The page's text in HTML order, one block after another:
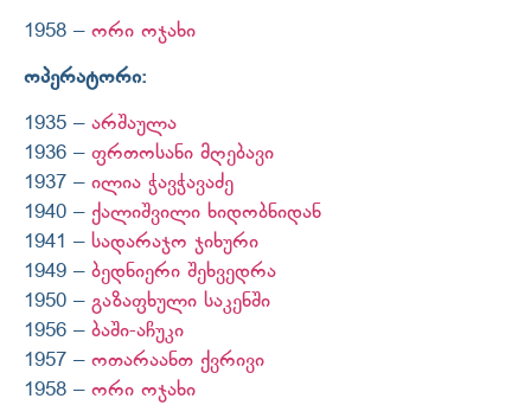
1958 – ორი ოჯახი
ოპერატორი:
1935 – არშაულა
1936 – ფრთოსანი მღებავი
1937 – ილია ჭავჭავაძე
1940 – ქალიშვილი ხიდობნიდან
1941 – სადარაჯო ჯიხური
1949 – ბედნიერი შეხვედრა
1950 – გაზაფხული საკენში
1956 – ბაში-აჩუკი
1957 – ოთარაანთ ქვრივი
1958 – ორი ოჯახი